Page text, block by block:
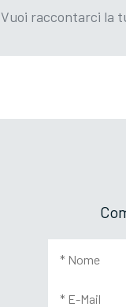
Vuoi raccontarci la